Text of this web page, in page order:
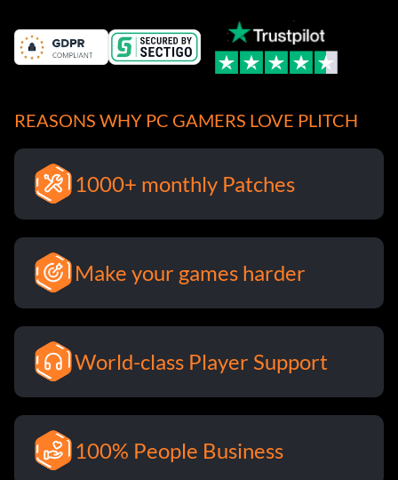
REASONS WHY PC GAMERS LOVE PLITCH
1000+ monthly Patches
Make your games harder
World-class Player Support
100% People Business